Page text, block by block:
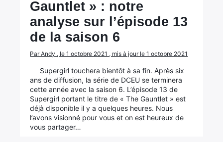
Gauntlet » : notre
analyse sur l’épisode 13
de la saison 6
Par Andy , le 1 octobre 2021 , mis à jour le 1 octobre 2021
Supergirl touchera bientôt à sa fin. Après six
ans de diffusion, la série de DCEU se terminera
cette année avec la saison 6. L’épisode 13 de
Supergirl portant le titre de « The Gauntlet » est
déjà disponible il y a quelques heures. Nous
l’avons visionné pour vous et on est heureux de
vous partager…